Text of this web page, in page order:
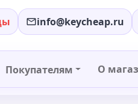
info@keycheap.ru
Покупателям О